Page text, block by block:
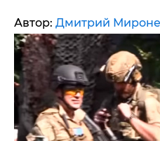
Автор: Дмитрий